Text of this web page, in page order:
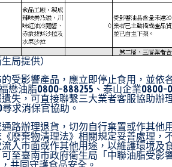
局提供）
受影響產品，應立即停止食用，並依
懋油脂0800-888255、泰山企業0800-
失，可直接聯繫三大業者客服協助辦
求消保官協助。
路辦理退貨，切勿自行棄置或作其他
廢棄物清理法》相關規定妥善處理，
入市面或作其他用途，以維護環境及
至臺南市政府衛生局「中聯油脂受影